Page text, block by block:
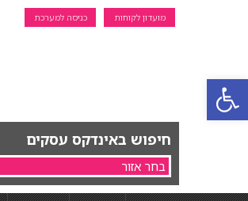
פתח סרגל נגישות
מועדון לקוחות כניסה למערכת
חיפוש באינדקס עסקים